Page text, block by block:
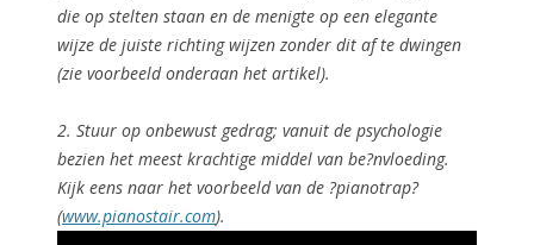
die op stelten staan en de menigte op een elegante
wijze de juiste richting wijzen zonder dit af te dwingen
(zie voorbeeld onderaan het artikel).
2. Stuur op onbewust gedrag; vanuit de psychologie
bezien het meest krachtige middel van be?nvloeding.
Kijk eens naar het voorbeeld van de ?pianotrap?
(www.pianostair.com).